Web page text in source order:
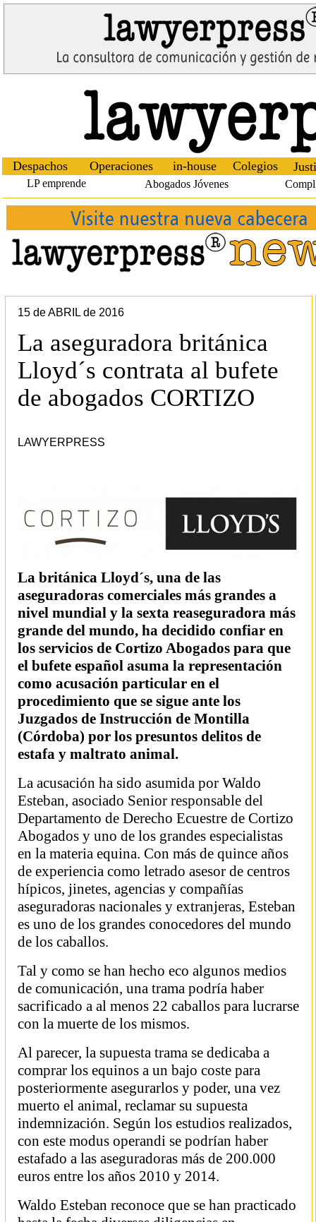
Despachos Operaciones in-house Colegios
LP emprende Abogados Jóvenes
15 de ABRIL de 2016
La aseguradora británica
Lloyd´s contrata al bufete
de abogados CORTIZO
LAWYERPRESS
La británica Lloyd´s, una de las
aseguradoras comerciales más grandes a
nivel mundial y la sexta reaseguradora más
grande del mundo, ha decidido confiar en
los servicios de Cortizo Abogados para que
el bufete español asuma la representación
como acusación particular en el
procedimiento que se sigue ante los
Juzgados de Instrucción de Montilla
(Córdoba) por los presuntos delitos de
estafa y maltrato animal.
La acusación ha sido asumida por Waldo
Esteban, asociado Senior responsable del
Departamento de Derecho Ecuestre de Cortizo
Abogados y uno de los grandes especialistas
en la materia equina. Con más de quince años
de experiencia como letrado asesor de centros
hípicos, jinetes, agencias y compañías
aseguradoras nacionales y extranjeras, Esteban
es uno de los grandes conocedores del mundo
de los caballos.
Tal y como se han hecho eco algunos medios
de comunicación, una trama podría haber
sacrificado a al menos 22 caballos para lucrarse
con la muerte de los mismos.
Al parecer, la supuesta trama se dedicaba a
comprar los equinos a un bajo coste para
posteriormente asegurarlos y poder, una vez
muerto el animal, reclamar su supuesta
indemnización. Según los estudios realizados,
con este modus operandi se podrían haber
estafado a las aseguradoras más de 200.000
euros entre los años 2010 y 2014.
Waldo Esteban reconoce que se han practicado